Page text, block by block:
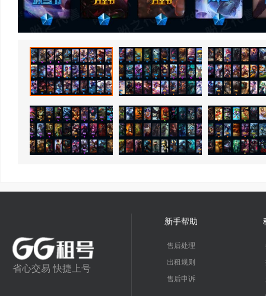
省心交易 快捷上号
新手帮助
售后处理
出租规则
售后申诉